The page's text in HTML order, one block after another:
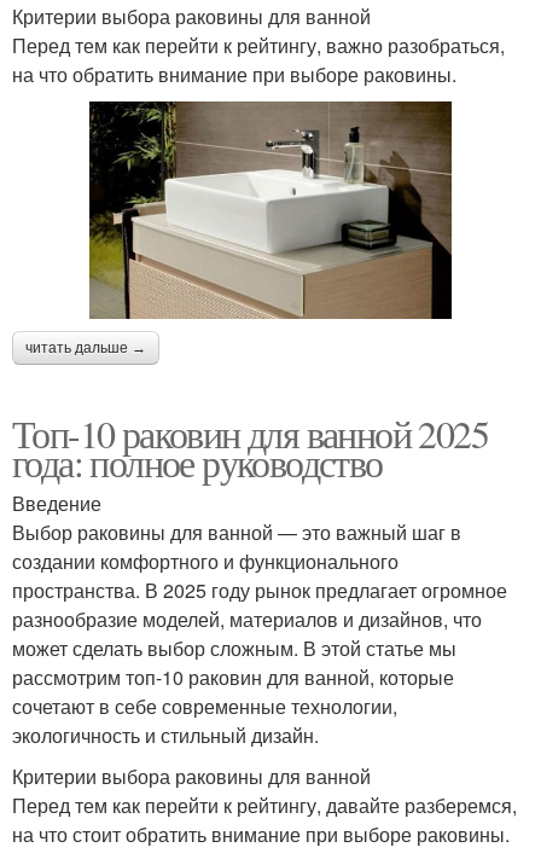
Критерии выбора раковины для ванной
Перед тем как перейти к рейтингу, важно разобраться,
на что обратить внимание при выборе раковины.
читать дальше →
Топ-10 раковин для ванной 2025
года: полное руководство
Введение
Выбор раковины для ванной — это важный шаг в
создании комфортного и функционального
пространства. В 2025 году рынок предлагает огромное
разнообразие моделей, материалов и дизайнов, что
может сделать выбор сложным. В этой статье мы
рассмотрим топ-10 раковин для ванной, которые
сочетают в себе современные технологии,
экологичность и стильный дизайн.
Критерии выбора раковины для ванной
Перед тем как перейти к рейтингу, давайте разберемся,
на что стоит обратить внимание при выборе раковины.